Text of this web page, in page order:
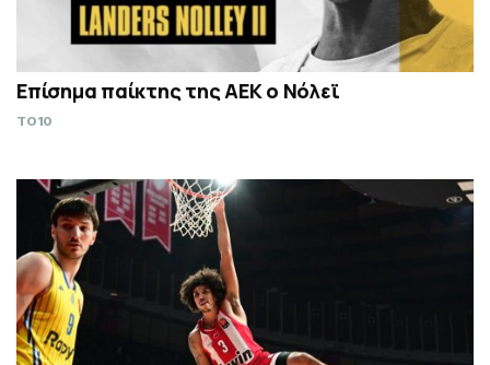
Επίσημα παίκτης της ΑΕΚ ο Νόλεϊ
TO10